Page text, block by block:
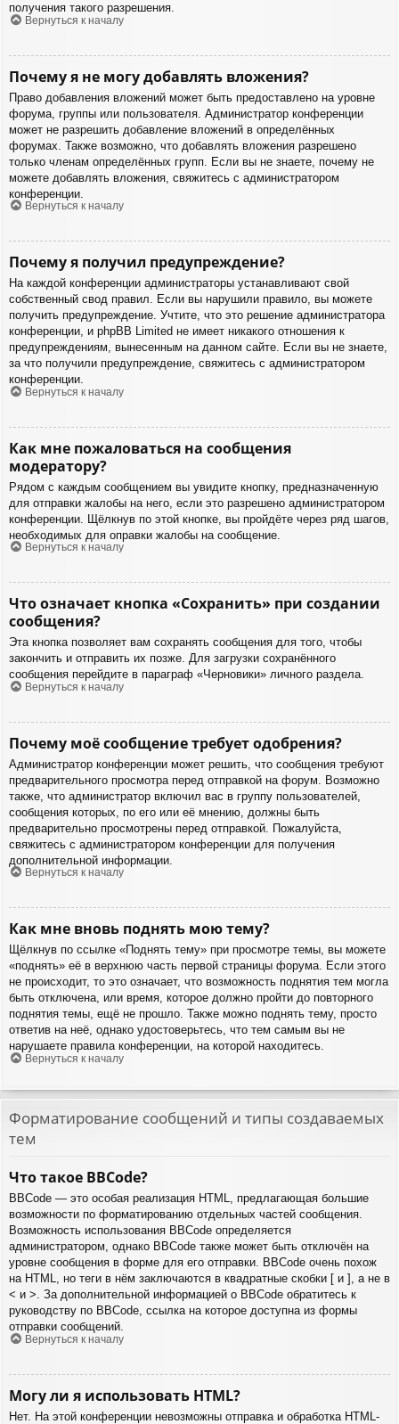
получения такого разрешения.
Вернуться к началу
Почему я не могу добавлять вложения?
Право добавления вложений может быть предоставлено на уровне
форума, группы или пользователя. Администратор конференции
может не разрешить добавление вложений в определённых
форумах. Также возможно, что добавлять вложения разрешено
только членам определённых групп. Если вы не знаете, почему не
можете добавлять вложения, свяжитесь с администратором
конференции.
Вернуться к началу
Почему я получил предупреждение?
На каждой конференции администраторы устанавливают свой
собственный свод правил. Если вы нарушили правило, вы можете
получить предупреждение. Учтите, что это решение администратора
конференции, и phpBB Limited не имеет никакого отношения к
предупреждениям, вынесенным на данном сайте. Если вы не знаете,
за что получили предупреждение, свяжитесь с администратором
конференции.
Вернуться к началу
Как мне пожаловаться на сообщения
модератору?
Рядом с каждым сообщением вы увидите кнопку, предназначенную
для отправки жалобы на него, если это разрешено администратором
конференции. Щёлкнув по этой кнопке, вы пройдёте через ряд шагов,
необходимых для оправки жалобы на сообщение.
Вернуться к началу
Что означает кнопка «Сохранить» при создании
сообщения?
Эта кнопка позволяет вам сохранять сообщения для того, чтобы
закончить и отправить их позже. Для загрузки сохранённого
сообщения перейдите в параграф «Черновики» личного раздела.
Вернуться к началу
Почему моё сообщение требует одобрения?
Администратор конференции может решить, что сообщения требуют
предварительного просмотра перед отправкой на форум. Возможно
также, что администратор включил вас в группу пользователей,
сообщения которых, по его или её мнению, должны быть
предварительно просмотрены перед отправкой. Пожалуйста,
свяжитесь с администратором конференции для получения
дополнительной информации.
Вернуться к началу
Как мне вновь поднять мою тему?
Щёлкнув по ссылке «Поднять тему» при просмотре темы, вы можете
«поднять» её в верхнюю часть первой страницы форума. Если этого
не происходит, то это означает, что возможность поднятия тем могла
быть отключена, или время, которое должно пройти до повторного
поднятия темы, ещё не прошло. Также можно поднять тему, просто
ответив на неё, однако удостоверьтесь, что тем самым вы не
нарушаете правила конференции, на которой находитесь.
Вернуться к началу
Форматирование сообщений и типы создаваемых
тем
Что такое BBCode?
BBCode — это особая реализация HTML, предлагающая большие
возможности по форматированию отдельных частей сообщения.
Возможность использования BBCode определяется
администратором, однако BBCode также может быть отключён на
уровне сообщения в форме для его отправки. BBCode очень похож
на HTML, но теги в нём заключаются в квадратные скобки [ и ], а не в
< и >. За дополнительной информацией о BBCode обратитесь к
руководству по BBCode, ссылка на которое доступна из формы
отправки сообщений.
Вернуться к началу
Могу ли я использовать HTML?
Нет. На этой конференции невозможны отправка и обработка HTML-